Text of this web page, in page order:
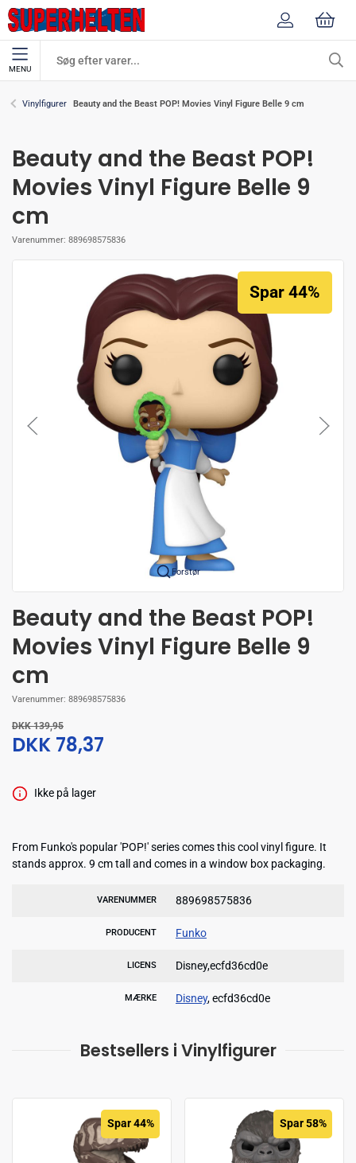
MENU
Vinylfigurer Beauty and the Beast POP! Movies Vinyl Figure Belle 9 cm
Beauty and the Beast POP!
Movies Vinyl Figure Belle 9
cm
Varenummer: 889698575836
Forstør
Spar 44%
Beauty and the Beast POP!
Movies Vinyl Figure Belle 9
cm
Varenummer: 889698575836
DKK 139,95
DKK 78,37
Ikke på lager
From Funko's popular 'POP!' series comes this cool vinyl figure. It
stands approx. 9 cm tall and comes in a window box packaging.
VARENUMMER 889698575836
PRODUCENT Funko
LICENS Disney,ecfd36cd0e
MÆRKE Disney, ecfd36cd0e
Bestsellers i Vinylfigurer
Spar 44% Spar 58%